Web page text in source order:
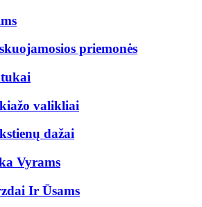
priemonės
valikliai
dažai
Vyrams
Ir Ūsams